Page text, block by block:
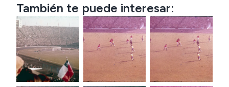
También te puede interesar: